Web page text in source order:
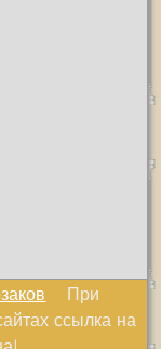
При
ссылка на